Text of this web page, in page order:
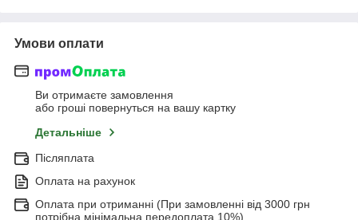
Умови оплати
Ви отримаєте замовлення
або гроші повернуться на вашу картку
Детальніше
Післяплата
Оплата на рахунок
Оплата при отриманні (При замовленні від 3000 грн
потрібна мінімальна передоплата 10%)